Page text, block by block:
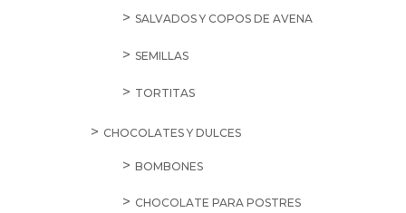
SALVADOS Y COPOS DE AVENA
SEMILLAS
TORTITAS
CHOCOLATES Y DULCES
BOMBONES
CHOCOLATE PARA POSTRES